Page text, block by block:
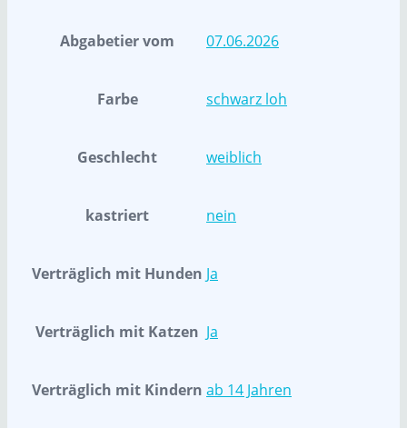
Abgabetier vom 07.06.2026
Farbe schwarz loh
Geschlecht weiblich
kastriert nein
Verträglich mit Hunden Ja
Verträglich mit Katzen Ja
Verträglich mit Kindern ab 14 Jahren